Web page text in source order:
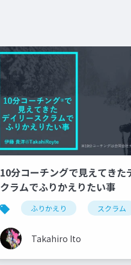
10分コーチングで見えてきた
クラムでふりかえりたい事
ふりかえり スクラム
Takahiro Ito